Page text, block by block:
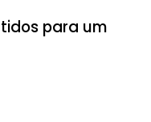
para um